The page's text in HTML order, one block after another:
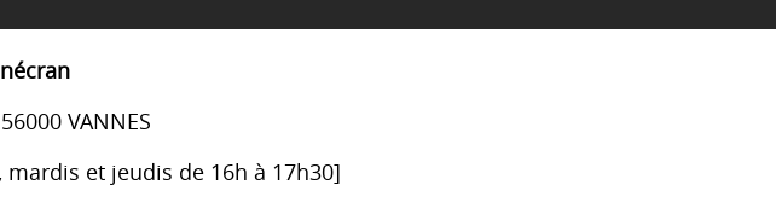
VANNES
et jeudis de 16h à 17h30]